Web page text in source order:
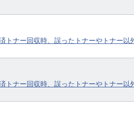
ナー回収時、誤ったトナーやトナー
ナー回収時、誤ったトナーやトナー